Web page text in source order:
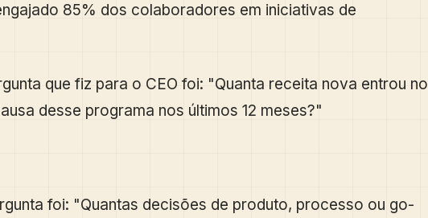
85% dos colaboradores em iniciativas de
que fiz para o CEO foi: "Quanta receita nova entrou no
desse programa nos últimos 12 meses?"
foi: "Quantas decisões de produto, processo ou go-